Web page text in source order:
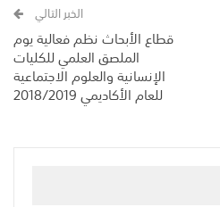
الخبر التالي
قطاع الأبحاث نظم فعالية يوم
الملصق العلمي للكليات
الإنسانية والعلوم الاجتماعية
للعام الأكاديمي 2018/2019